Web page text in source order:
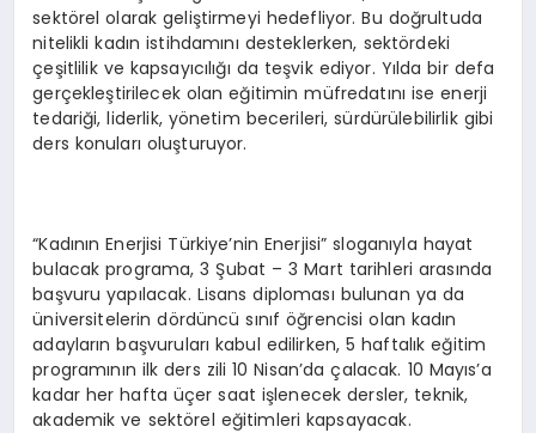
sektörel olarak geliştirmeyi hedefliyor. Bu doğrultuda
nitelikli kadın istihdamını desteklerken, sektördeki
çeşitlilik ve kapsayıcılığı da teşvik ediyor. Yılda bir defa
gerçekleştirilecek olan eğitimin müfredatını ise enerji
tedariği, liderlik, yönetim becerileri, sürdürülebilirlik gibi
ders konuları oluşturuyor.
“Kadının Enerjisi Türkiye’nin Enerjisi” sloganıyla hayat
bulacak programa, 3 Şubat – 3 Mart tarihleri arasında
başvuru yapılacak. Lisans diploması bulunan ya da
üniversitelerin dördüncü sınıf öğrencisi olan kadın
adayların başvuruları kabul edilirken, 5 haftalık eğitim
programının ilk ders zili 10 Nisan’da çalacak. 10 Mayıs’a
kadar her hafta üçer saat işlenecek dersler, teknik,
akademik ve sektörel eğitimleri kapsayacak.